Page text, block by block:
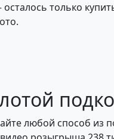
только
любой способ из